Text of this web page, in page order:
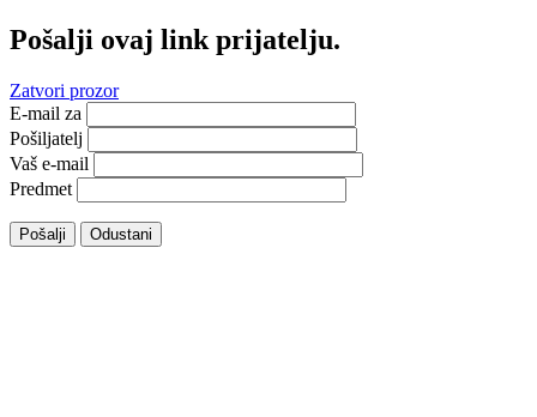
Pošalji ovaj link prijatelju.
Zatvori prozor
E-mail za
Pošiljatelj
Vaš e-mail
Predmet
Pošalji Odustani